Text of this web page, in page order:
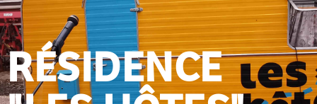
RÉSIDENCE